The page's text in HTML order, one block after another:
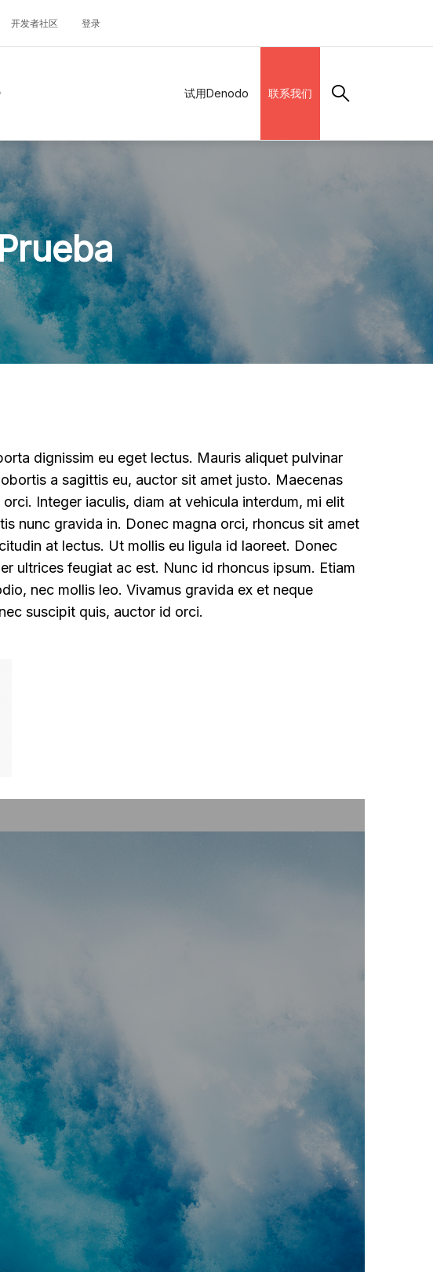
开发者社区 登录
试用Denodo 联系我们
dignissim eu eget lectus. Mauris aliquet pulvinar
a sagittis eu, auctor sit amet justo. Maecenas
Integer iaculis, diam at vehicula interdum, mi elit
nunc gravida in. Donec magna orci, rhoncus sit amet
at lectus. Ut mollis eu ligula id laoreet. Donec
ultrices feugiat ac est. Nunc id rhoncus ipsum. Etiam
nec mollis leo. Vivamus gravida ex et neque
suscipit quis, auctor id orci.